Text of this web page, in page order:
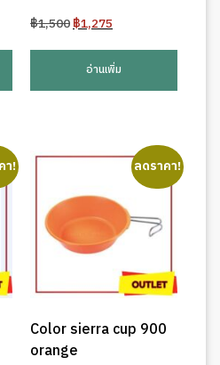
฿1,500Original
was:
฿1,500.
฿1,275
is:
฿1,275.
อ่านเพิ่ม
า! ลดราคา!
Color sierra cup 900
orange